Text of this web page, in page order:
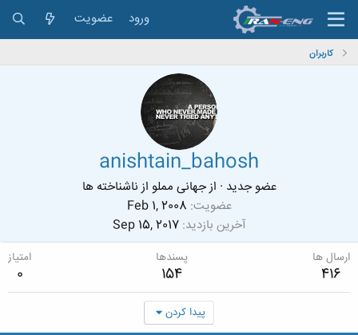
ورود عضویت
کاربران
anishtain_bahosh
عضو جدید · ازجهانی مملو از ناشناخته ها
عضویت Feb 1, 2008
آخرین بازدید Sep 15, 2017
ارسال ها
416
پسندها
154
امتیاز
0
پیدا کردن